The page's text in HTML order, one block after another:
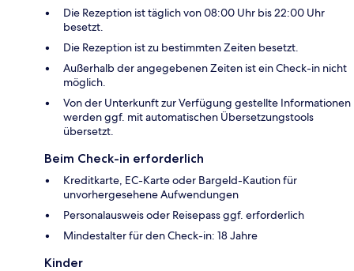
Die Rezeption ist täglich von 08:00 Uhr bis 22:00 Uhr
besetzt.
Die Rezeption ist zu bestimmten Zeiten besetzt.
Außerhalb der angegebenen Zeiten ist ein Check-in nicht
möglich.
Von der Unterkunft zur Verfügung gestellte Informationen
werden ggf. mit automatischen Übersetzungstools
übersetzt.
Beim Check-in erforderlich
Kreditkarte, EC-Karte oder Bargeld-Kaution für
unvorhergesehene Aufwendungen
Personalausweis oder Reisepass ggf. erforderlich
Mindestalter für den Check-in: 18 Jahre
Kinder